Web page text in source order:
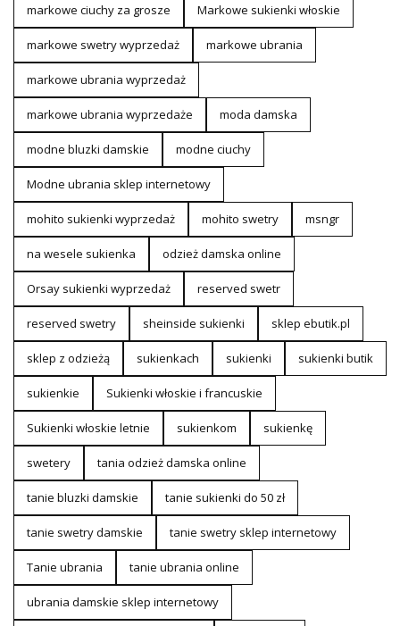
markowe ciuchy za grosze Markowe sukienki włoskie
markowe swetry wyprzedaż markowe ubrania
markowe ubrania wyprzedaż
markowe ubrania wyprzedaże moda damska
modne bluzki damskie modne ciuchy
Modne ubrania sklep internetowy
mohito sukienki wyprzedaż mohito swetry msngr
na wesele sukienka odzież damska online
Orsay sukienki wyprzedaż reserved swetr
reserved swetry sheinside sukienki sklep ebutik.pl
sklep z odzieżą sukienkach sukienki sukienki butik
sukienkie Sukienki włoskie i francuskie
Sukienki włoskie letnie sukienkom sukienkę
swetery tania odzież damska online
tanie bluzki damskie tanie sukienki do 50 zł
tanie swetry damskie tanie swetry sklep internetowy
Tanie ubrania tanie ubrania online
ubrania damskie sklep internetowy